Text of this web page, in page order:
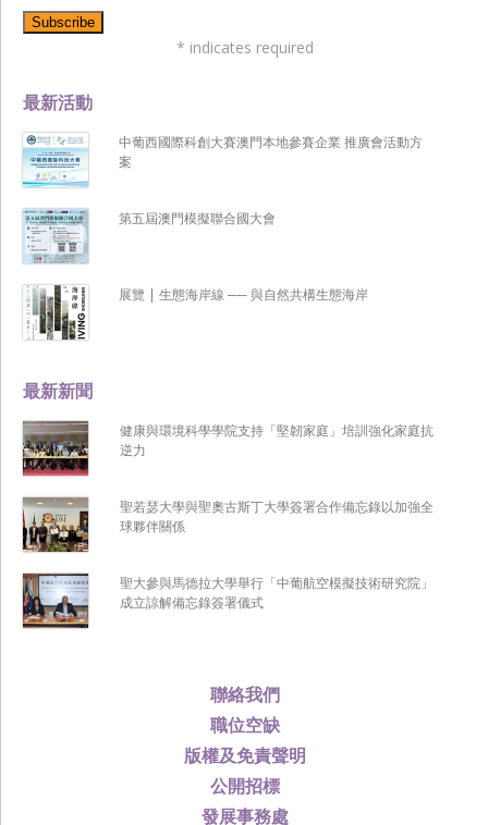
聯絡我們
職位空缺
版權及免責聲明
公開招標
發展事務處
最新新聞
健康與環境科學學院支持「堅韌家庭」培訓強化家庭抗
逆力
聖若瑟大學與聖奧古斯丁大學簽署合作備忘錄以加強全
球夥伴關係
聖大參與馬德拉大學舉行「中葡航空模擬技術研究院」
成立諒解備忘錄簽署儀式
最新活動
中葡西國際科創大賽澳門本地參賽企業 推廣會活動方
案
第五屆澳門模擬聯合國大會
展覽 | 生態海岸線 ── 與自然共構生態海岸
* indicates required